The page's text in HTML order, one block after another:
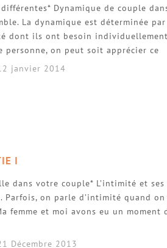
Dynamique de couple
La dynamique est déterminée
dont ils ont besoin
personne, on peut soit apprécier ce
janvier 2014
I
dans votre couple* L’intimité et
on parle d’intimité quand
femme et moi avons eu un
Décembre 2013